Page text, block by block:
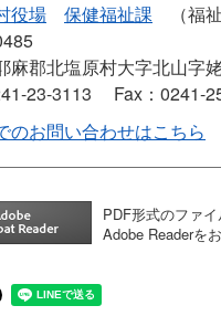
役場 保健福祉課
福
麻郡北塩原村大字北山字
23-3113
Fax：0241-
のお問い合わせはこちら
PDF形式のファ
Adobe Readerを